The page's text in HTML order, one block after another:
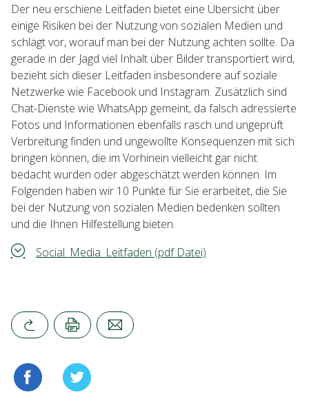
Der neu erschiene Leitfaden bietet eine Übersicht über
einige Risiken bei der Nutzung von sozialen Medien und
schlägt vor, worauf man bei der Nutzung achten sollte. Da
gerade in der Jagd viel Inhalt über Bilder transportiert wird,
bezieht sich dieser Leitfaden insbesondere auf soziale
Netzwerke wie Facebook und Instagram. Zusätzlich sind
Chat-Dienste wie WhatsApp gemeint, da falsch adressierte
Fotos und Informationen ebenfalls rasch und ungeprüft
Verbreitung finden und ungewollte Konsequenzen mit sich
bringen können, die im Vorhinein vielleicht gar nicht
bedacht wurden oder abgeschätzt werden können. Im
Folgenden haben wir 10 Punkte für Sie erarbeitet, die Sie
bei der Nutzung von sozialen Medien bedenken sollten
und die Ihnen Hilfestellung bieten.
Social_Media_Leitfaden (pdf Datei)